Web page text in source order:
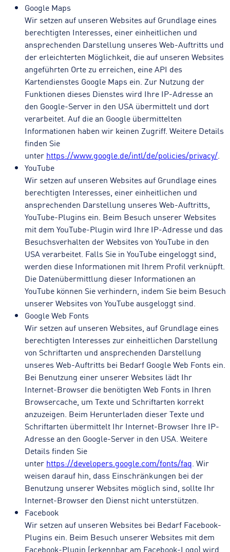
Google Maps
Wir setzen auf unseren Websites auf Grundlage eines
berechtigten Interesses, einer einheitlichen und
ansprechenden Darstellung unseres Web-Auftritts und
der erleichterten Möglichkeit, die auf unseren Websites
angeführten Orte zu erreichen, eine API des
Kartendienstes Google Maps ein. Zur Nutzung der
Funktionen dieses Dienstes wird Ihre IP-Adresse an
den Google-Server in den USA übermittelt und dort
verarbeitet. Auf die an Google übermittelten
Informationen haben wir keinen Zugriff. Weitere Details
finden Sie
unter https://www.google.de/intl/de/policies/privacy/.
YouTube
Wir setzen auf unseren Websites auf Grundlage eines
berechtigten Interesses, einer einheitlichen und
ansprechenden Darstellung unseres Web-Auftritts,
YouTube-Plugins ein. Beim Besuch unserer Websites
mit dem YouTube-Plugin wird Ihre IP-Adresse und das
Besuchsverhalten der Websites von YouTube in den
USA verarbeitet. Falls Sie in YouTube eingeloggt sind,
werden diese Informationen mit Ihrem Profil verknüpft.
Die Datenübermittlung dieser Informationen an
YouTube können Sie verhindern, indem Sie beim Besuch
unserer Websites von YouTube ausgeloggt sind.
Google Web Fonts
Wir setzen auf unseren Websites, auf Grundlage eines
berechtigten Interesses zur einheitlichen Darstellung
von Schriftarten und ansprechenden Darstellung
unseres Web-Auftritts bei Bedarf Google Web Fonts ein.
Bei Benutzung einer unserer Websites lädt Ihr
Internet-Browser die benötigten Web Fonts in Ihren
Browsercache, um Texte und Schriftarten korrekt
anzuzeigen. Beim Herunterladen dieser Texte und
Schriftarten übermittelt Ihr Internet-Browser Ihre IP-
Adresse an den Google-Server in den USA. Weitere
Details finden Sie
unter https://developers.google.com/fonts/faq. Wir
weisen darauf hin, dass Einschränkungen bei der
Benutzung unserer Websites möglich sind, sollte Ihr
Internet-Browser den Dienst nicht unterstützen.
Facebook
Wir setzen auf unseren Websites bei Bedarf Facebook-
Plugins ein. Beim Besuch unserer Websites mit dem
Facebook-Plugin (erkennbar am Facebook-Logo) wird